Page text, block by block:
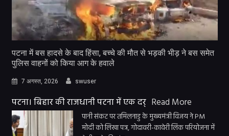
पटना में बस हादसे के बाद हिंसा, बच्चे की मौत से भड़की भीड़ ने बस समेत
पुलिस वाहनों को किया आग के हवाले
7 अगस्त, 2026 swuser
पटना। बिहार की राजधानी पटना में एक दर् Read More
पानी संकट पर तमिलनाडु के मुख्यमंत्री विजय ने PM
मोदी को लिखा पत्र, गोदावरी-कावेरी लिंक परियोजना में